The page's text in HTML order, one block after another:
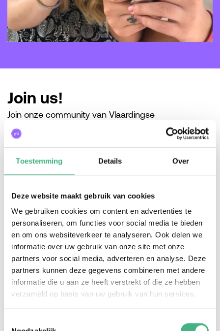
Toestemming Details Over
Deze website maakt gebruik van cookies
We gebruiken cookies om content en advertenties te
personaliseren, om functies voor social media te bieden
en om ons websiteverkeer te analyseren. Ook delen we
informatie over uw gebruik van onze site met onze
partners voor social media, adverteren en analyse. Deze
partners kunnen deze gegevens combineren met andere
informatie die u aan ze heeft verstrekt of die ze hebben
verzameld op basis van uw gebruik van hun services.
Join us!
Join onze community van Vlaardingse
jongvolwassenen, om te verbinden met de stad en
met elkaar. We geloven dat iedere jongvolwassene
hebt, je verhaal/talent wilt delen of gewoon
de stad – je mag er zijn! Voel je vrij om je aan te
sluiten bij ons netwerk, ontdek wat er allemaal kan
en help mee Vlaardingen een plek te maken waar jij
je thuis voelt!@Buildit_vld
Volg ons op insta!